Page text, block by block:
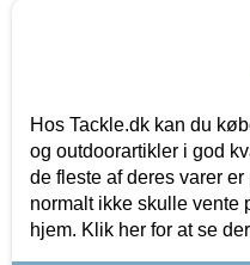
Hos Tackle.dk kan du
og outdoorartikler i god
de fleste af deres varer
normalt ikke skulle vente
hjem. Klik her for at se